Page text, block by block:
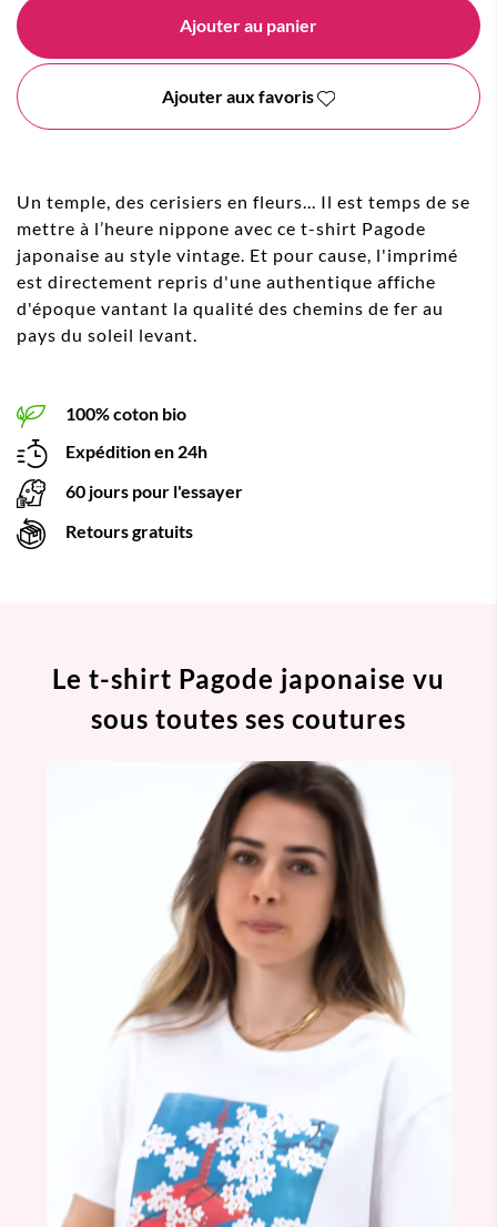
Ajouter au panier
Ajouter aux favoris
Un temple, des cerisiers en fleurs... Il est temps de se
mettre à l’heure nippone avec ce t-shirt Pagode
japonaise au style vintage. Et pour cause, l'imprimé
est directement repris d'une authentique affiche
d'époque vantant la qualité des chemins de fer au
pays du soleil levant.
100% coton bio
Expédition en 24h
60 jours pour l'essayer
Retours gratuits
Le t-shirt Pagode japonaise vu
sous toutes ses coutures